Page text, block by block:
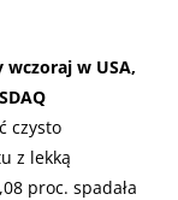
w USA,
czysto
z lekką
proc. spadała